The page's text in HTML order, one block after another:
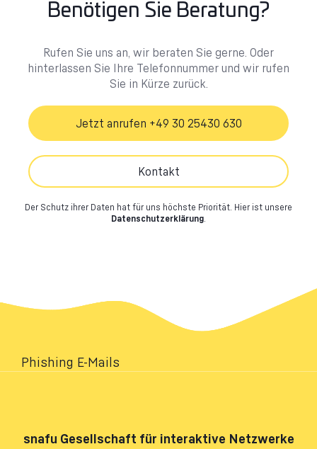
Benötigen Sie Beratung?
Rufen Sie uns an, wir beraten Sie gerne. Oder
hinterlassen Sie Ihre Telefonnummer und wir rufen
Sie in Kürze zurück.
Jetzt anrufen +49 30 25430 630
Kontakt
Der Schutz ihrer Daten hat für uns höchste Priorität. Hier ist unsere
Datenschutzerklärung
Phishing E-Mails
snafu Gesellschaft für interaktive Netzwerke